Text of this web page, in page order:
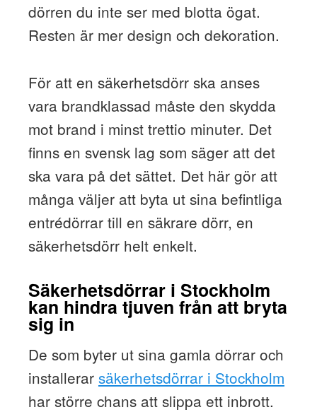
dörren du inte ser med blotta ögat.
Resten är mer design och dekoration.
För att en säkerhetsdörr ska anses
vara brandklassad måste den skydda
mot brand i minst trettio minuter. Det
finns en svensk lag som säger att det
ska vara på det sättet. Det här gör att
många väljer att byta ut sina befintliga
entrédörrar till en säkrare dörr, en
säkerhetsdörr helt enkelt.
Säkerhetsdörrar i Stockholm
kan hindra tjuven från att bryta
sig in
De som byter ut sina gamla dörrar och
installerar säkerhetsdörrar i Stockholm
har större chans att slippa ett inbrott.